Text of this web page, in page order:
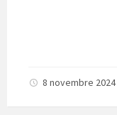
8 novembre 2024